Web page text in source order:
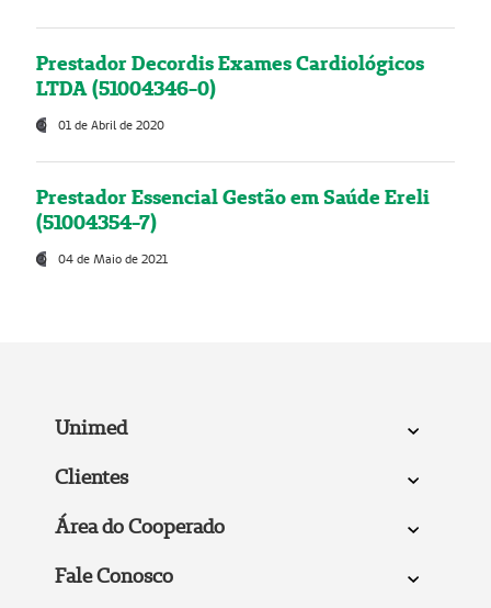
Prestador Decordis Exames Cardiológicos
LTDA (51004346-0)
01 de Abril de 2020
Prestador Essencial Gestão em Saúde Ereli
(51004354-7)
04 de Maio de 2021
Unimed
Clientes
Área do Cooperado
Fale Conosco